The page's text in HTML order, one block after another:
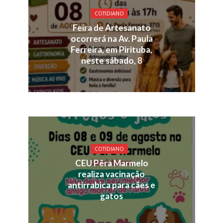
COTIDIANO
Feira de Artesanato
ocorrerá na Av. Paula
Ferreira, em Pirituba,
neste sábado, 8
COTIDIANO
CEU Pêra Marmelo
realiza vacinação
antirrabica para cães e
gatos